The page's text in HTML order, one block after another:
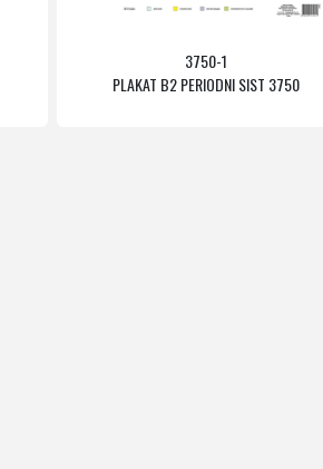
3750-1
PLAKAT B2 PERIODNI SIST 3750